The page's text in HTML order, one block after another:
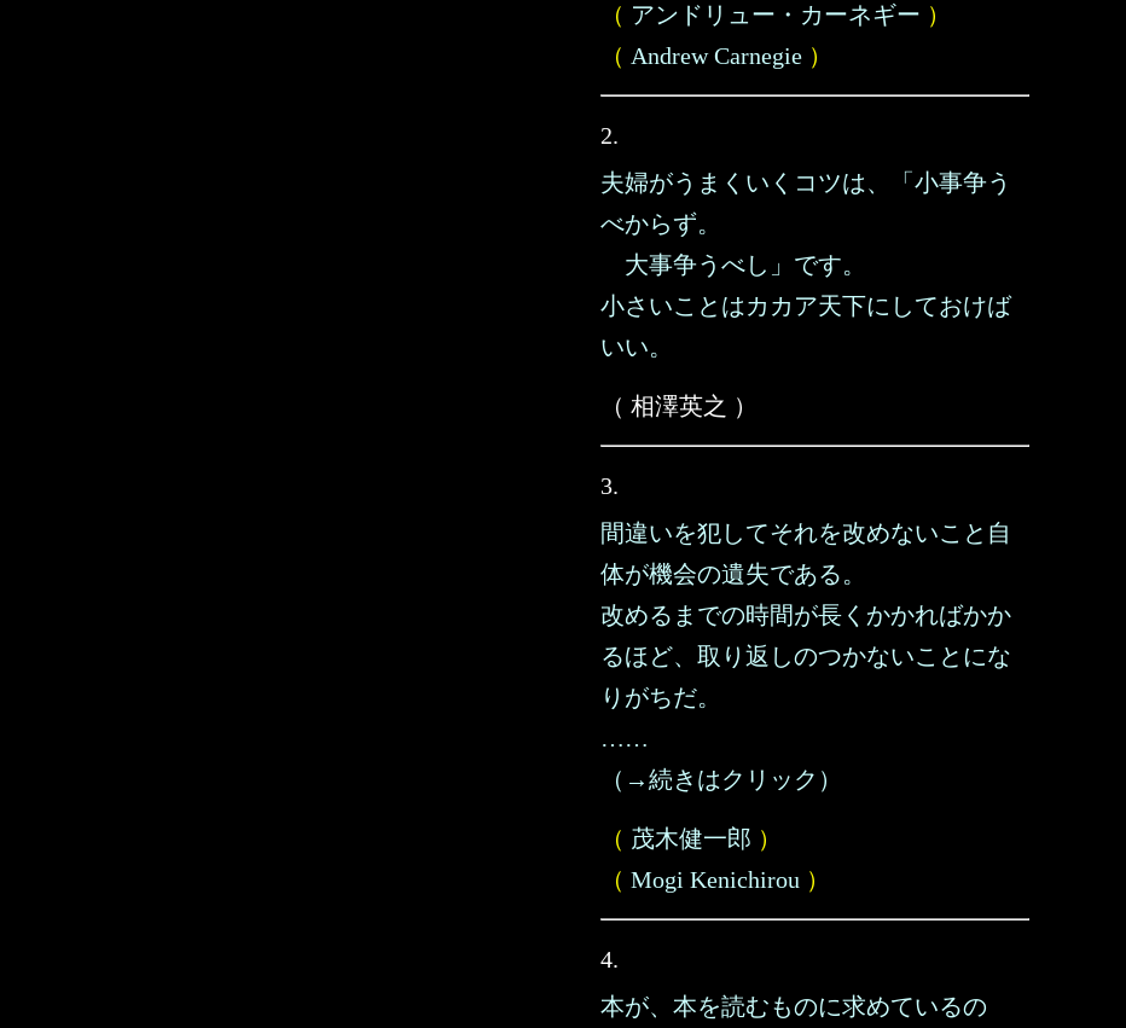
（ アンドリュー・カーネギー ）
（ Andrew Carnegie ）
2.
夫婦がうまくいくコツは、「小事争う
べからず。
大事争うべし」です。
小さいことはカカア天下にしておけば
いい。
（ 相澤英之 ）
3.
間違いを犯してそれを改めないこと自
体が機会の遺失である。
改めるまでの時間が長くかかればかか
るほど、取り返しのつかないことにな
りがちだ。
……
（→続きはクリック）
（ 茂木健一郎 ）
（ Mogi Kenichirou ）
4.
本が、本を読むものに求めているの